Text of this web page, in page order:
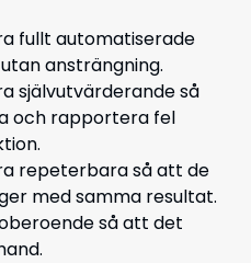
fullt automatiserade
ansträngning.
självutvärderande så
och rapportera fel
repeterbara så att de
med samma resultat.
så att det